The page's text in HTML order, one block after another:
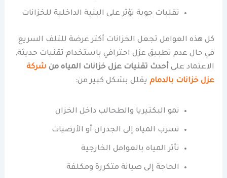
تقلبات جوية تؤثر على البنية الداخلية للخزانات
كل هذه العوامل تجعل الخزانات أكثر عرضة للتلف السريع
في حال عدم تطبيق عزل احترافي باستخدام تقنيات حديثة,
الاعتماد على أحدث تقنيات عزل خزانات المياه من شركة
عزل خزانات بالدمام يقلل بشكل كبير من:
نمو البكتيريا والطحالب داخل الخزان
تسرب المياه إلى الجدران أو الأرضيات
تأثر المياه بالعوامل الخارجية
الحاجة إلى صيانة متكررة ومكلفة